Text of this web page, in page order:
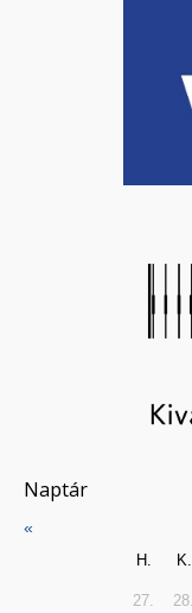
Naptár
«
H. K.
27. 28.